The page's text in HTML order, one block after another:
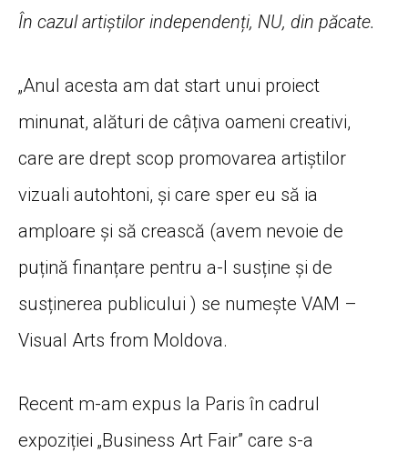
În cazul artiștilor independenți, NU, din păcate.
„Anul acesta am dat start unui proiect
minunat, alături de câțiva oameni creativi,
care are drept scop promovarea artiștilor
vizuali autohtoni, și care sper eu să ia
amploare și să crească (avem nevoie de
puțină finanțare pentru a-l susține și de
susținerea publicului ) se numește VAM –
Visual Arts from Moldova.
Recent m-am expus la Paris în cadrul
expoziției „Business Art Fair” care s-a